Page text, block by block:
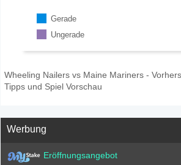
Gerade
Ungerade
Wheeling Nailers vs Maine Mariners -
Tipps und Spiel Vorschau
Werbung
Eröffnungsangebot